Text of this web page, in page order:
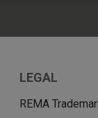
LEGAL
REMA